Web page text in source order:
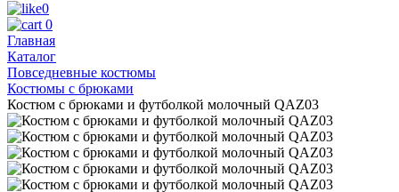
0
0
Главная
Каталог
Повседневные костюмы
Костюмы с брюками
Костюм с брюками и футболкой молочный QAZ03